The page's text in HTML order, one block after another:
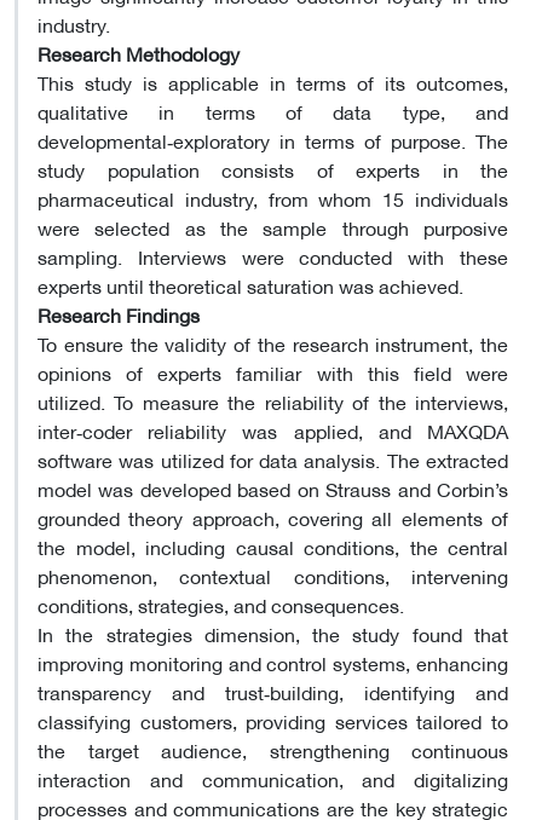
industry.
Research Methodology
This study is applicable in terms of its outcomes,
qualitative in terms of data type, and
developmental‑exploratory in terms of purpose. The
study population consists of experts in the
pharmaceutical industry, from whom 15 individuals
were selected as the sample through purposive
sampling. Interviews were conducted with these
experts until theoretical saturation was achieved.
Research Findings
To ensure the validity of the research instrument, the
opinions of experts familiar with this field were
utilized. To measure the reliability of the interviews,
inter‑coder reliability was applied, and MAXQDA
software was utilized for data analysis. The extracted
model was developed based on Strauss and Corbin’s
grounded theory approach, covering all elements of
the model, including causal conditions, the central
phenomenon, contextual conditions, intervening
conditions, strategies, and consequences.
In the strategies dimension, the study found that
improving monitoring and control systems, enhancing
transparency and trust‑building, identifying and
classifying customers, providing services tailored to
the target audience, strengthening continuous
interaction and communication, and digitalizing
processes and communications are the key strategic